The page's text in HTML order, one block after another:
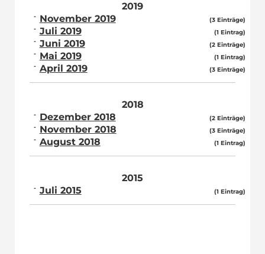
2019
November 2019
(3 Einträge)
Juli 2019 (1 Eintrag)
Juni 2019 (2 Einträge)
Mai 2019 (1 Eintrag)
April 2019 (3 Einträge)
2018
Dezember 2018
(2 Einträge)
November 2018 (3 Einträge)
August 2018 (1 Eintrag)
2015
Juli 2015
(1 Eintrag)